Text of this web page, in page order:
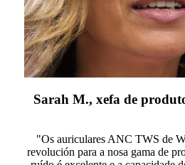
Sarah M., xefa de
"Os auriculares ANC TWS de
revolución para a nosa gama de